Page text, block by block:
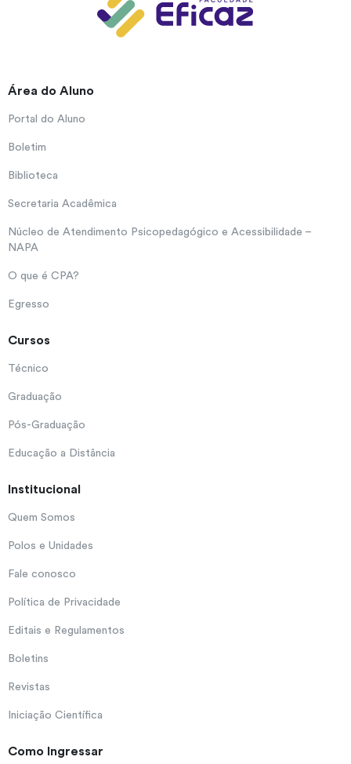
Área do Aluno
Portal do Aluno
Boletim
Biblioteca
Secretaria Acadêmica
Núcleo de Atendimento Psicopedagógico e Acessibilidade –
NAPA
O que é CPA?
Egresso
Cursos
Técnico
Graduação
Pós-Graduação
Educação a Distância
Institucional
Quem Somos
Polos e Unidades
Fale conosco
Política de Privacidade
Editais e Regulamentos
Boletins
Revistas
Iniciação Científica
Como Ingressar